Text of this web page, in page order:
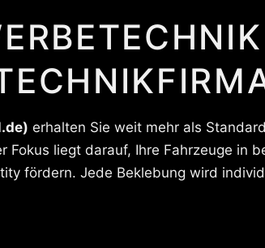
erhalten Sie weit mehr als
Fokus liegt darauf, Ihre Fahrzeuge in
fördern. Jede Beklebung wird